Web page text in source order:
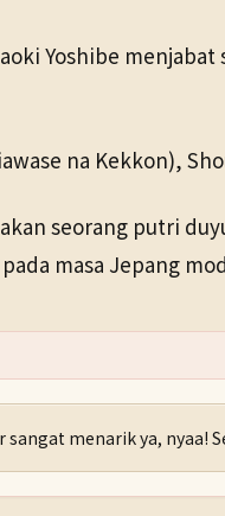
Yoshibe
na Kekkon),
seorang putri
masa Jepang
sangat menarik ya,